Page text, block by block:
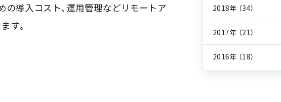
導入コスト、運用管理などリモートア
す。
2018年 （34）
2017年 （21）
2016年 （18）